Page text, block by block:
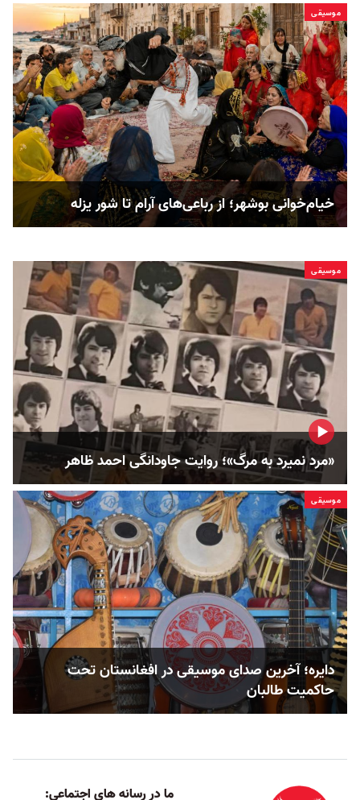
موسیقی
خیام‌خوانی بوشهر؛ از رباعی‌های آرام تا شور یزله
موسیقی
«مرد نمیرد به مرگ»؛ روایت جاودانگی احمد ظاهر
موسیقی
دایره؛ آخرین صدای موسیقی در افغانستان تحت
حاکمیت طالبان
ما در رسانه های اجتماعی: